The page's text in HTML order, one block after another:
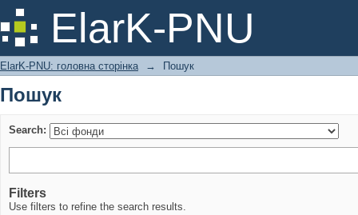
ElarK-PNU
Пошук
ElarK-PNU: головна сторінка → Пошук
Пошук
Search:
Filters
Use filters to refine the search results.